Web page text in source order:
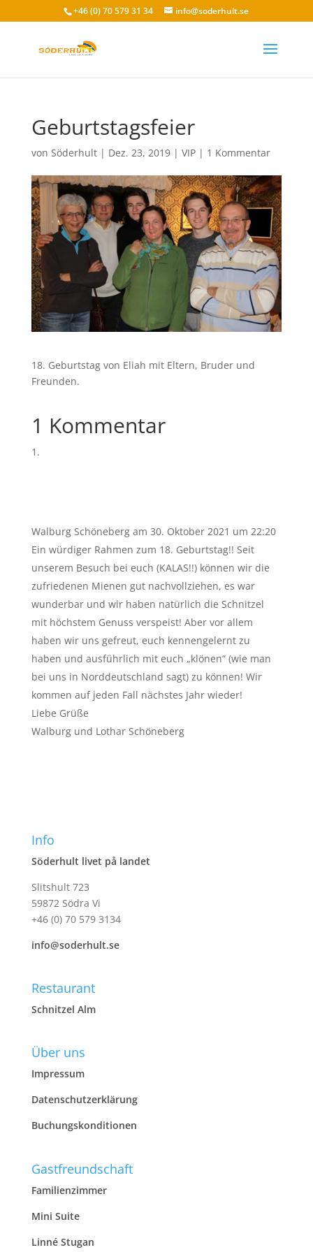
+46 (0) 70 579 31 34 info@soderhult.se
Geburtstagsfeier
von Söderhult| Dez. 23, 2019| VIP| 1 Kommentar
18. Geburtstag von Eliah mit Eltern, Bruder und
Freunden.
1 Kommentar
Walburg Schöneberg am 30. Oktober 2021 um 22:20
Ein würdiger Rahmen zum 18. Geburtstag!! Seit
unserem Besuch bei euch (KALAS!!) können wir die
zufriedenen Mienen gut nachvollziehen, es war
wunderbar und wir haben natürlich die Schnitzel
mit höchstem Genuss verspeist! Aber vor allem
haben wir uns gefreut, euch kennengelernt zu
haben und ausführlich mit euch „klönen“ (wie man
bei uns in Norddeutschland sagt) zu können! Wir
kommen auf jeden Fall nächstes Jahr wieder!
Liebe Grüße
Walburg und Lothar Schöneberg
Info
Söderhult livet på landet
Slitshult 723
59872 Södra Vi
+46 (0) 70 579 3134
info@soderhult.se
Restaurant
Schnitzel Alm
Über uns
Impressum
Datenschutzerklärung
Buchungskonditionen
Gastfreundschaft
Familienzimmer
Mini Suite
Linné Stugan